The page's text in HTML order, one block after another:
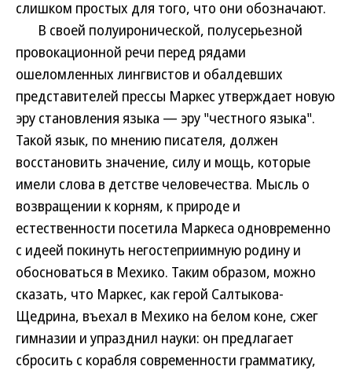
слишком простых для того, что они обозначают.
В своей полуиронической, полусерьезной
провокационной речи перед рядами
ошеломленных лингвистов и обалдевших
представителей прессы Маркес утверждает новую
эру становления языка — эру "честного языка".
Такой язык, по мнению писателя, должен
восстановить значение, силу и мощь, которые
имели слова в детстве человечества. Мысль о
возвращении к корням, к природе и
естественности посетила Маркеса одновременно
с идеей покинуть негостеприимную родину и
обосноваться в Мехико. Таким образом, можно
сказать, что Маркес, как герой Салтыкова-
Щедрина, въехал в Мехико на белом коне, сжег
гимназии и упразднил науки: он предлагает
сбросить с корабля современности грамматику,